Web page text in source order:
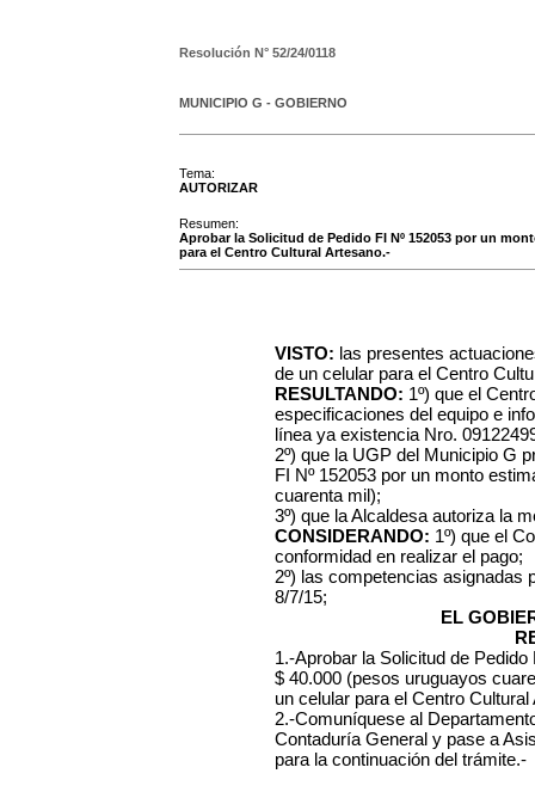
Resolución N° 52/24/0118
MUNICIPIO G - GOBIERNO
Tema:
AUTORIZAR
Resumen:
Aprobar la Solicitud de Pedido FI Nº 152053 por un
para el Centro Cultural Artesano.-
VISTO: las presentes
de un celular para el Centro
RESULTANDO: 1º) que el
especificaciones del equipo e
línea ya existencia Nro.
2º) que la UGP del Municipio G
FI Nº 152053 por un monto
cuarenta mil);
3º) que la Alcaldesa autoriza la
CONSIDERANDO: 1º) que el
conformidad en realizar el pago;
2º) las competencias asignadas
8/7/15;
EL
1.-Aprobar la Solicitud de Pedido
$ 40.000 (pesos uruguayos
un celular para el Centro Cultural
2.-Comuníquese al
Contaduría General y pase a
para la continuación del trámite.-